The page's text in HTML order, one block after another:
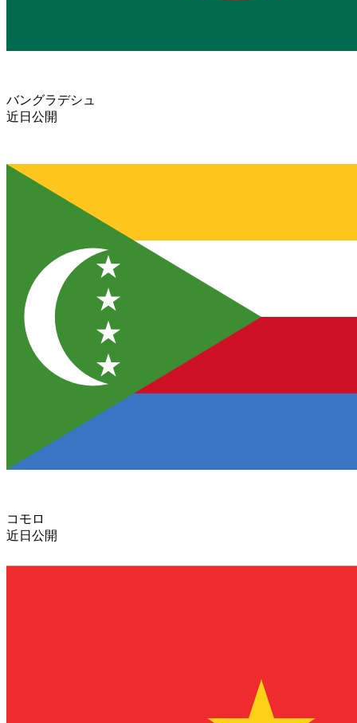
バングラデシュ
近日公開
コモロ
近日公開